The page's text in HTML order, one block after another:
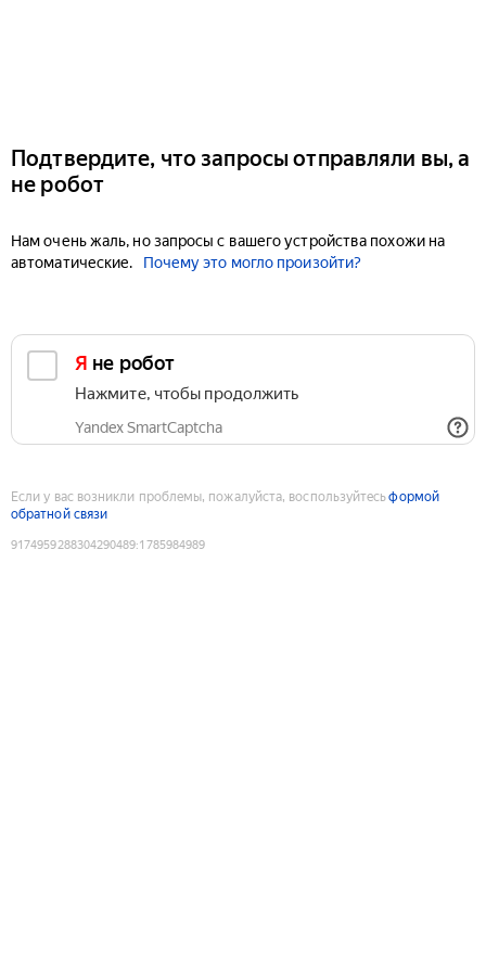
Подтвердите, что запросы отправляли вы, а
не робот
Нам очень жаль, но запросы с вашего устройства похожи на
автоматические.
Почему это могло произойти?
Я не робот
Нажмите, чтобы продолжить
Yandex SmartCaptcha
Если у вас возникли проблемы, пожалуйста, воспользуйтесьформой
обратной связи
9174959288304290489:1785984989